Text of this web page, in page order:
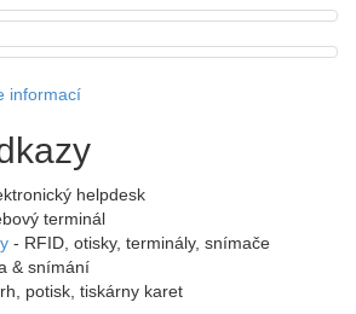
informací
helpdesk
terminál
- RFID, otisky, terminály, snímače
& snímání
potisk, tiskárny karet